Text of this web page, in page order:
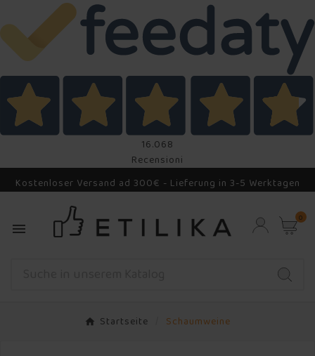
16.068
Recensioni
Kostenloser Versand ad 300€ - Lieferung in 3-5 Werktagen

0
Startseite Schaumweine